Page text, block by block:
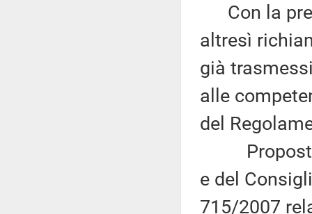
Con la
altresì
già
alle
del
Proposta
e del
715/2007